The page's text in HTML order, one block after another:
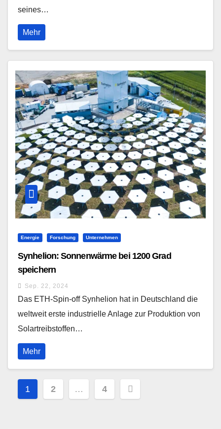
seines…
Mehr
Energie Forschung Unternehmen
Synhelion: Sonnenwärme bei 1200 Grad
speichern
Sep. 22, 2024
Das ETH-Spin-off Synhelion hat in Deutschland die
weltweit erste industrielle Anlage zur Produktion von
Solartreibstoffen…
Mehr
Seitennummerierung
der
1 2 … 4